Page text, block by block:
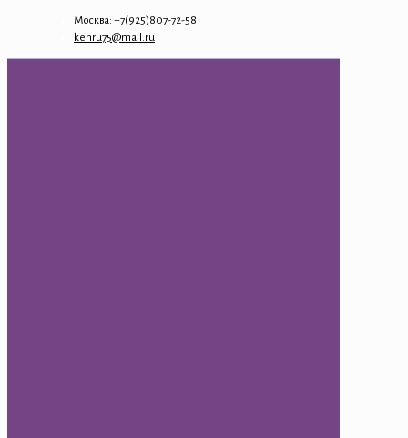
Москва: +7(925)807-72-58
kenru75@mail.ru